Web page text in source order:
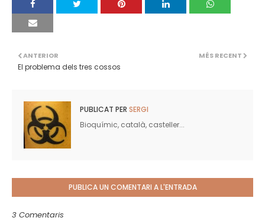
MÉS RECENT
ANTERIOR
El problema dels tres cossos
PUBLICAT PER SERGI
Bioquímic, català, casteller...
PUBLICA UN COMENTARI A L'ENTRADA
3 Comentaris